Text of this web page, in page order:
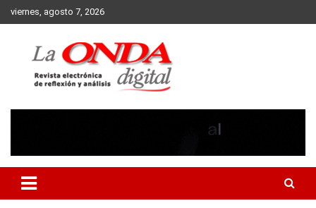
Skip
to
viernes, agosto 7, 2026